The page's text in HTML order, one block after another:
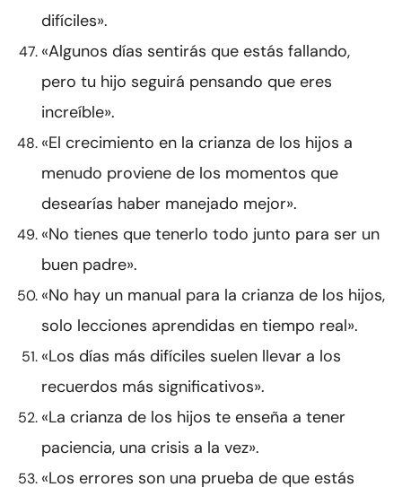
difíciles».
«Algunos días sentirás que estás fallando,
pero tu hijo seguirá pensando que eres
increíble».
«El crecimiento en la crianza de los hijos a
menudo proviene de los momentos que
desearías haber manejado mejor».
«No tienes que tenerlo todo junto para ser un
buen padre».
«No hay un manual para la crianza de los hijos,
solo lecciones aprendidas en tiempo real».
«Los días más difíciles suelen llevar a los
recuerdos más significativos».
«La crianza de los hijos te enseña a tener
paciencia, una crisis a la vez».
«Los errores son una prueba de que estás